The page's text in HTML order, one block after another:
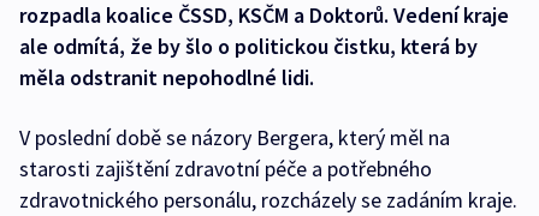
rozpadla koalice ČSSD, KSČM a Doktorů. Vedení kraje
ale odmítá, že by šlo o politickou čistku, která by
měla odstranit nepohodlné lidi.
V poslední době se názory Bergera, který měl na
starosti zajištění zdravotní péče a potřebného
zdravotnického personálu, rozcházely se zadáním kraje.